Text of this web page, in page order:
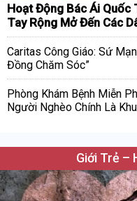
Hoạt Động Bác Ái Quốc
Tay Rộng Mở Đến Các
Caritas Công Giáo: Sứ
Đồng Chăm Sóc”
Phòng Khám Bệnh Miễn
Người Nghèo Chính Là
Giới Trẻ –